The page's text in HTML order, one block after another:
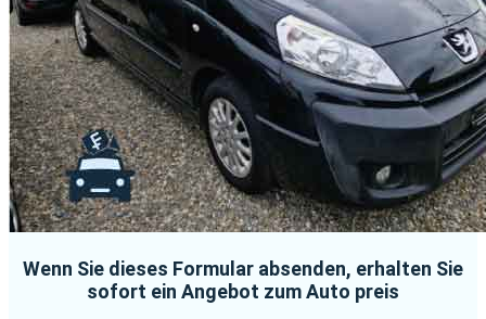
Wenn Sie dieses Formular absenden, erhalten Sie
sofort ein Angebot zum Auto preis